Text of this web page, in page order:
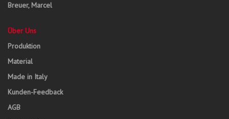
Breuer, Marcel
Über Uns
Produktion
Material
Made in Italy
Kunden-Feedback
AGB